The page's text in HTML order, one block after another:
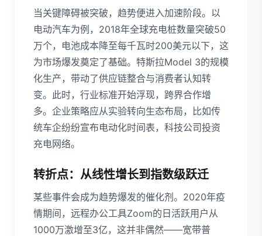
当关键障碍被突破，趋势便进入加速阶段。以
电动汽车为例，2018年全球充电桩数量突破50
万个，电池成本降至每千瓦时200美元以下，这
为市场爆发奠定了基础。特斯拉Model 3的规模
化生产，带动了供应链整合与消费者认知转
变。此时，行业标准开始浮现，跨界合作增
多。企业策略应从实验转向生态布局，比如传
统车企纷纷宣布电动化时间表，科技公司投资
充电网络。
转折点：从线性增长到指数级跃迁
某些事件会成为趋势爆发的催化剂。2020年疫
情期间，远程办公工具Zoom的日活跃用户从
1000万激增至3亿，这并非偶然——宽带普